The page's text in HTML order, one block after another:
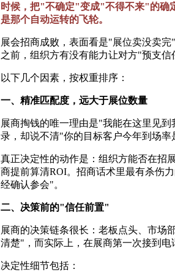
时候，把"不确定"变成"不得不来"的确
是那个自动运转的飞轮。
展会招商成败，表面看是"展位卖没卖
之前，组织方有没有能力让对方"预支信
以下几个因素，按权重排序：
一、精准匹配度，远大于展位数量
展商掏钱的唯一理由是"我能在这里见
录，却说不清"你的目标客户今年到场率
真正决定性的动作是：组织方能否在招
商提前算清ROI。招商话术里最有杀伤
经确认参会"。
二、决策前的"信任前置"
展商的决策链条很长：老板点头、市场
清楚"，而实际上，在展商第一次接到电
决定性细节包括：